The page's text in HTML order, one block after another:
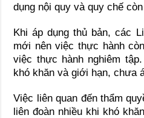
dụng nội quy và quy chế
Khi áp dụng thủ bản, các
mới nên việc thực hành
việc thực hành nghiêm
khó khăn và giới hạn, chưa
Việc liên quan đến thẩm
liên đoàn nhiều khi khó